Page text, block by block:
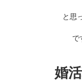
と思
で
婚